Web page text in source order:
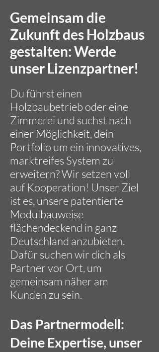
Gemeinsam die
Zukunft des Holzbaus
gestalten: Werde
unser Lizenzpartner!
Du führst einen
Holzbaubetrieb oder eine
Zimmerei und suchst nach
einer Möglichkeit, dein
Portfolio um ein innovatives,
marktreifes System zu
erweitern? Wir setzen voll
auf Kooperation! Unser Ziel
ist es, unsere patentierte
Modulbauweise
flächendeckend in ganz
Deutschland anzubieten.
Dafür suchen wir dich als
Partner vor Ort, um
gemeinsam näher am
Kunden zu sein.
Das Partnermodell:
Deine Expertise, unser